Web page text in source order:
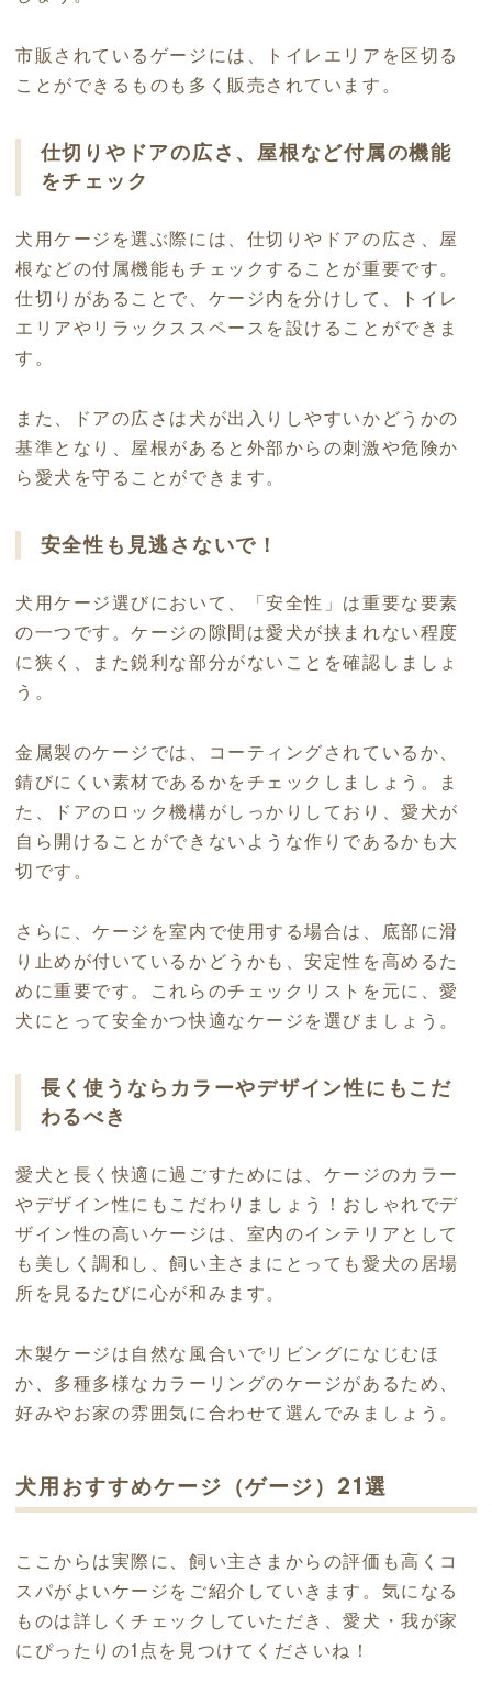
市販されているゲージには、トイレエリアを区切る
ことができるものも多く販売されています。
仕切りやドアの広さ、屋根など付属の機能
をチェック
犬用ケージを選ぶ際には、仕切りやドアの広さ、屋
根などの付属機能もチェックすることが重要です。
仕切りがあることで、ケージ内を分けして、トイレ
エリアやリラックススペースを設けることができま
す。
また、ドアの広さは犬が出入りしやすいかどうかの
基準となり、屋根があると外部からの刺激や危険か
ら愛犬を守ることができます。
安全性も見逃さないで！
犬用ケージ選びにおいて、「安全性」は重要な要素
の一つです。ケージの隙間は愛犬が挟まれない程度
に狭く、また鋭利な部分がないことを確認しましょ
う。
金属製のケージでは、コーティングされているか、
錆びにくい素材であるかをチェックしましょう。ま
た、ドアのロック機構がしっかりしており、愛犬が
自ら開けることができないような作りであるかも大
切です。
さらに、ケージを室内で使用する場合は、底部に滑
り止めが付いているかどうかも、安定性を高めるた
めに重要です。これらのチェックリストを元に、愛
犬にとって安全かつ快適なケージを選びましょう。
長く使うならカラーやデザイン性にもこだ
わるべき
愛犬と長く快適に過ごすためには、ケージのカラー
やデザイン性にもこだわりましょう！おしゃれでデ
ザイン性の高いケージは、室内のインテリアとして
も美しく調和し、飼い主さまにとっても愛犬の居場
所を見るたびに心が和みます。
木製ケージは自然な風合いでリビングになじむほ
か、多種多様なカラーリングのケージがあるため、
好みやお家の雰囲気に合わせて選んでみましょう。
犬用おすすめケージ（ゲージ）21選
ここからは実際に、飼い主さまからの評価も高くコ
スパがよいケージをご紹介していきます。気になる
ものは詳しくチェックしていただき、愛犬・我が家
にぴったりの1点を見つけてくださいね！